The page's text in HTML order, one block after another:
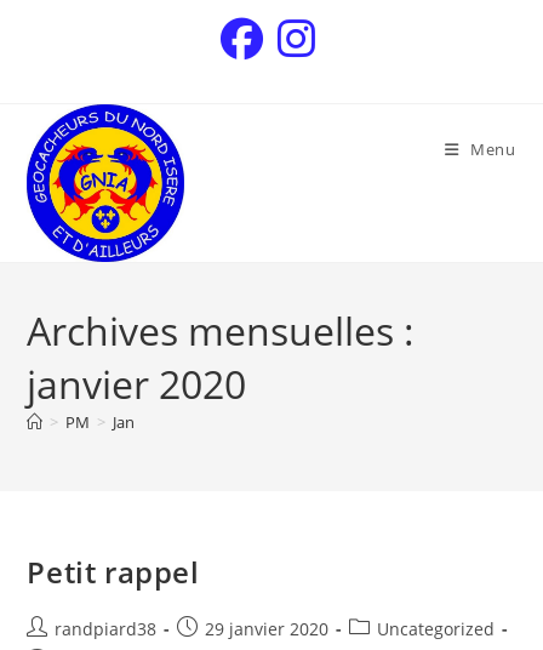
Menu
Archives mensuelles :
janvier 2020
> PM > Jan
Petit rappel
randpiard38 29 janvier 2020
Uncategorized